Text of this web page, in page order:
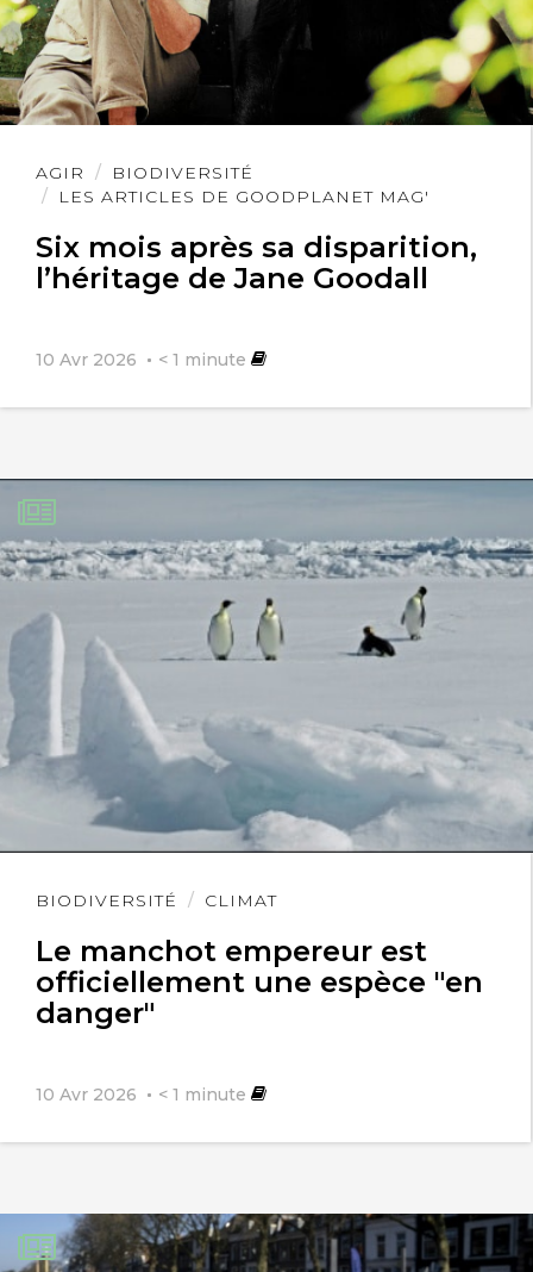
AGIR
BIODIVERSITÉ
LES ARTICLES DE GOODPLANET MAG'
Six mois après sa disparition,
l’héritage de Jane Goodall
10 Avr 2026 < 1 minute
Lire
l'article
BIODIVERSITÉ CLIMAT
Le manchot empereur est
officiellement une espèce "en
danger"
10 Avr 2026 < 1 minute
Lire